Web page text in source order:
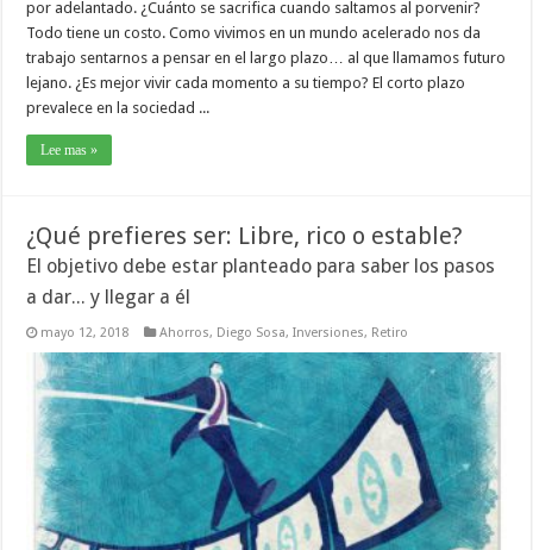
por adelantado. ¿Cuánto se sacrifica cuando saltamos al porvenir?
Todo tiene un costo. Como vivimos en un mundo acelerado nos da
trabajo sentarnos a pensar en el largo plazo… al que llamamos futuro
lejano. ¿Es mejor vivir cada momento a su tiempo? El corto plazo
prevalece en la sociedad ...
Lee mas »
¿Qué prefieres ser: Libre, rico o estable?
El objetivo debe estar planteado para saber los pasos
a dar... y llegar a él
mayo 12, 2018 Ahorros, Diego Sosa,Inversiones, Retiro